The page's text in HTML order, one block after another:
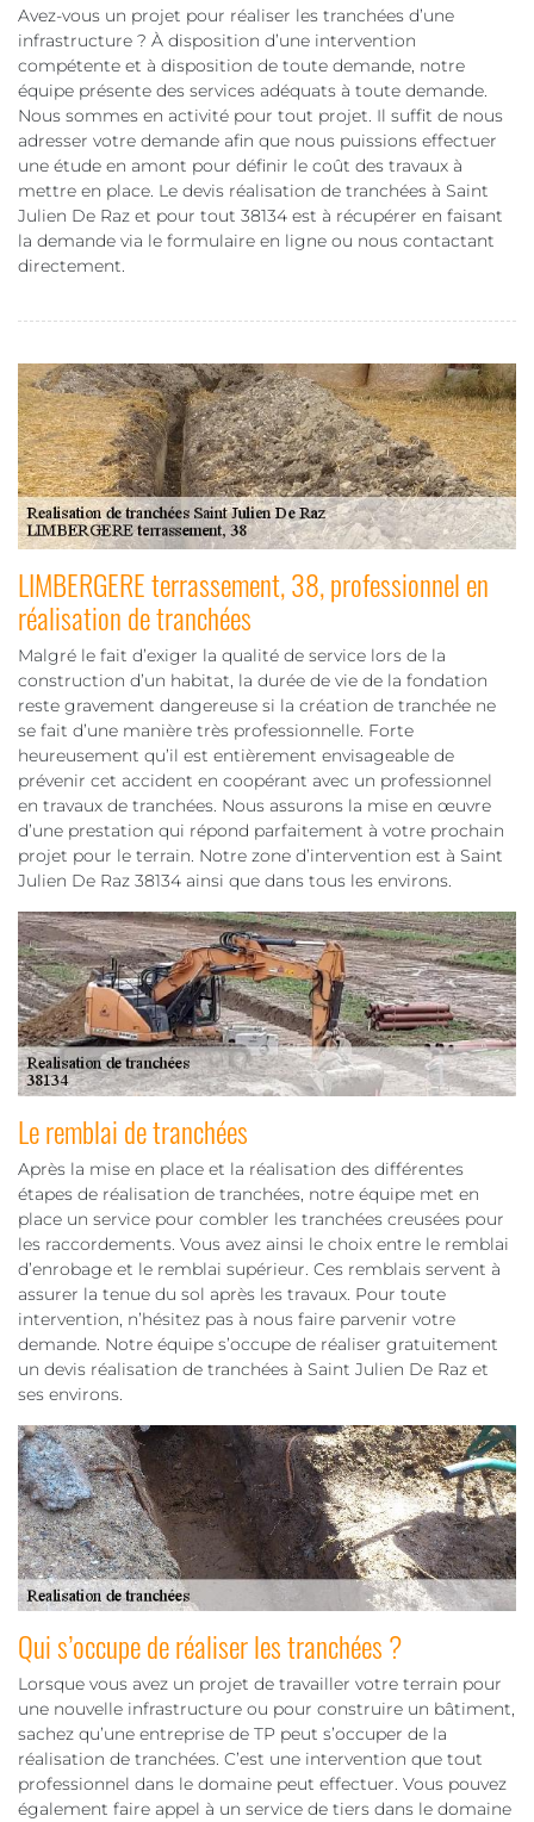
Avez-vous un projet pour réaliser les tranchées d’une
infrastructure ? À disposition d’une intervention
compétente et à disposition de toute demande, notre
équipe présente des services adéquats à toute demande.
Nous sommes en activité pour tout projet. Il suffit de nous
adresser votre demande afin que nous puissions effectuer
une étude en amont pour définir le coût des travaux à
mettre en place. Le devis réalisation de tranchées à Saint
Julien De Raz et pour tout 38134 est à récupérer en faisant
la demande via le formulaire en ligne ou nous contactant
directement.
LIMBERGERE terrassement, 38, professionnel en
réalisation de tranchées
Malgré le fait d’exiger la qualité de service lors de la
construction d’un habitat, la durée de vie de la fondation
reste gravement dangereuse si la création de tranchée ne
se fait d’une manière très professionnelle. Forte
heureusement qu’il est entièrement envisageable de
prévenir cet accident en coopérant avec un professionnel
en travaux de tranchées. Nous assurons la mise en œuvre
d’une prestation qui répond parfaitement à votre prochain
projet pour le terrain. Notre zone d’intervention est à Saint
Julien De Raz 38134 ainsi que dans tous les environs.
Le remblai de tranchées
Après la mise en place et la réalisation des différentes
étapes de réalisation de tranchées, notre équipe met en
place un service pour combler les tranchées creusées pour
les raccordements. Vous avez ainsi le choix entre le remblai
d’enrobage et le remblai supérieur. Ces remblais servent à
assurer la tenue du sol après les travaux. Pour toute
intervention, n’hésitez pas à nous faire parvenir votre
demande. Notre équipe s’occupe de réaliser gratuitement
un devis réalisation de tranchées à Saint Julien De Raz et
ses environs.
Qui s’occupe de réaliser les tranchées ?
Lorsque vous avez un projet de travailler votre terrain pour
une nouvelle infrastructure ou pour construire un bâtiment,
sachez qu’une entreprise de TP peut s’occuper de la
réalisation de tranchées. C’est une intervention que tout
professionnel dans le domaine peut effectuer. Vous pouvez
également faire appel à un service de tiers dans le domaine